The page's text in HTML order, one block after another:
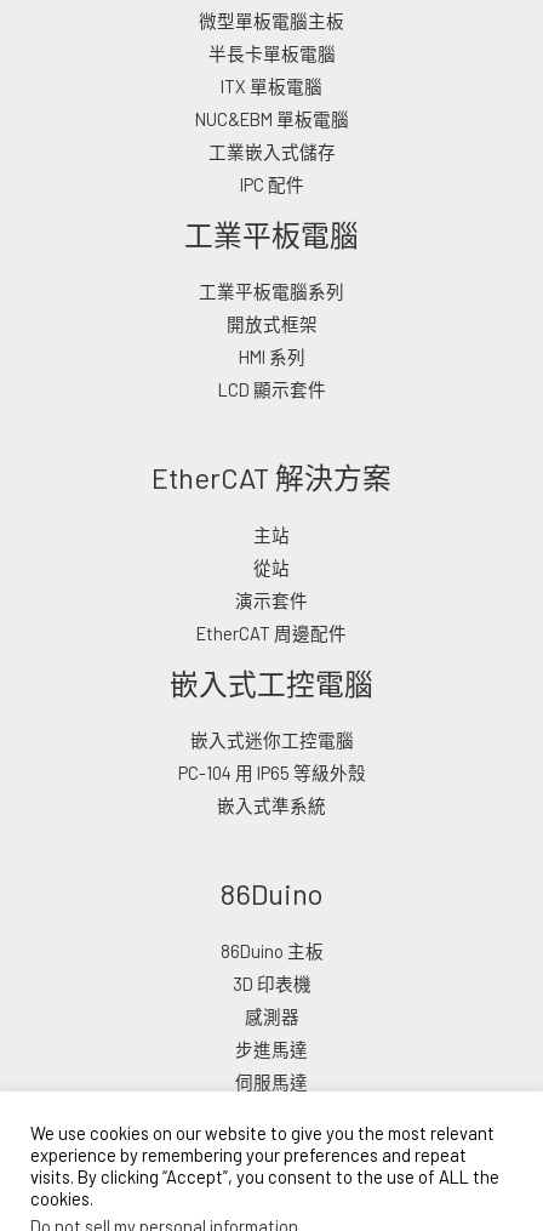
微型單板電腦主板
半長卡單板電腦
ITX 單板電腦
NUC&EBM 單板電腦
工業嵌入式儲存
IPC 配件
工業平板電腦
工業平板電腦系列
開放式框架
HMI 系列
LCD 顯示套件
EtherCAT 解決方案
主站
從站
演示套件
EtherCAT 周邊配件
嵌入式工控電腦
嵌入式迷你工控電腦
PC-104 用 IP65 等級外殼
嵌入式準系統
86Duino
86Duino 主板
3D 印表機
感測器
步進馬達
伺服馬達
We use cookies on our website to give you the most relevant
experience by remembering your preferences and repeat
visits. By clicking “Accept”, you consent to the use of ALL the
cookies.
Do not sell my personal information